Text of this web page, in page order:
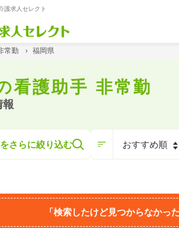
護求人セレクト
常勤 › 福岡県
看護助手 非常勤
報
さらに絞り込む
「検索したけど見つからなかっ